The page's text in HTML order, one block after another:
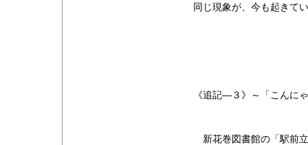
同じ現象が、今も起きて
《追記―３》～「こんに
新花巻図書館の「駅前